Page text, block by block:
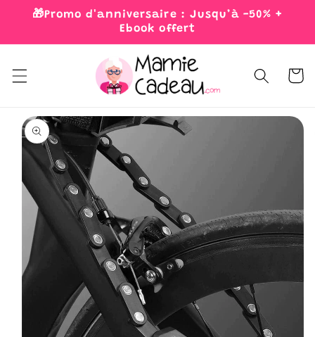
Skip to
🎁Promo d'anniversaire : Jusqu’à -50% +
Ebook offert
Cart
Skip to
product
information